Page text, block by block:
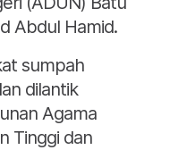
Abdul Hamid.
sumpah
dilantik
Agama
Tinggi dan